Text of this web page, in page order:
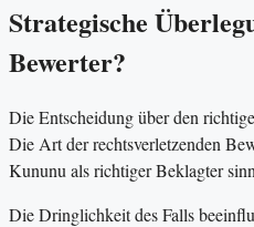
Strategische
Bewerter?
Die Entscheidung über den
Die Art der rechtsverletzenden
Kununu als richtiger Beklagter
Die Dringlichkeit des Falls